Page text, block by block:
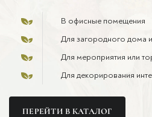
В офисные помещения
Для загородного дома
Для мероприятия или
Для декорирования
ПЕРЕЙТИ В КАТАЛОГ